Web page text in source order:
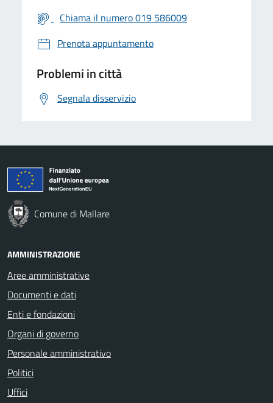
Chiama il numero 019 586009
Prenota appuntamento
Problemi in città
Segnala disservizio
Comune di Mallare
AMMINISTRAZIONE
Aree amministrative
Documenti e dati
Enti e fondazioni
Organi di governo
Personale amministrativo
Politici
Uffici